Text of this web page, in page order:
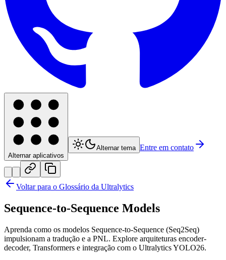
Alternar aplicativos
Alternar tema Entre em contato
Voltar para o Glossário da Ultralytics
Sequence-to-Sequence Models
Aprenda como os modelos Sequence-to-Sequence (Seq2Seq)
impulsionam a tradução e a PNL. Explore arquiteturas encoder-
decoder, Transformers e integração com o Ultralytics YOLO26.